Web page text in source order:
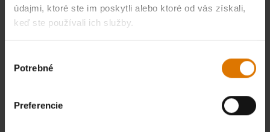
údajmi, ktoré ste im poskytli alebo ktoré od vás získali,
keď ste používali ich služby.
súhlasu
Potrebné
Preferencie